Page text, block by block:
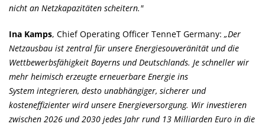
nicht an Netzkapazitäten scheitern."
Ina Kamps, Chief Operating Officer TenneT Germany: Der
Netzausbau ist zentral für unsere Energiesouveränität und die
Wettbewerbsfähigkeit Bayerns und Deutschlands. Je schneller wir
mehr heimisch erzeugte erneuerbare Energie ins
System integrieren, desto unabhängiger, sicherer und
kosteneffizienter wird unsere Energieversorgung. Wir investieren
zwischen 2026 und 2030 jedes Jahr rund 13 Milliarden Euro in die